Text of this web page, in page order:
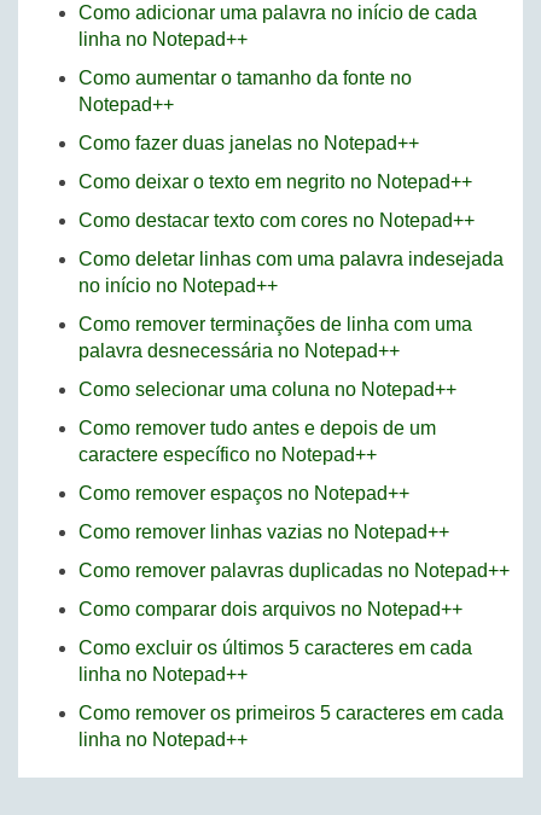
Como adicionar uma palavra no início de cada
linha no Notepad++
Como aumentar o tamanho da fonte no
Notepad++
Como fazer duas janelas no Notepad++
Como deixar o texto em negrito no Notepad++
Como destacar texto com cores no Notepad++
Como deletar linhas com uma palavra indesejada
no início no Notepad++
Como remover terminações de linha com uma
palavra desnecessária no Notepad++
Como selecionar uma coluna no Notepad++
Como remover tudo antes e depois de um
caractere específico no Notepad++
Como remover espaços no Notepad++
Como remover linhas vazias no Notepad++
Como remover palavras duplicadas no Notepad++
Como comparar dois arquivos no Notepad++
Como excluir os últimos 5 caracteres em cada
linha no Notepad++
Como remover os primeiros 5 caracteres em cada
linha no Notepad++